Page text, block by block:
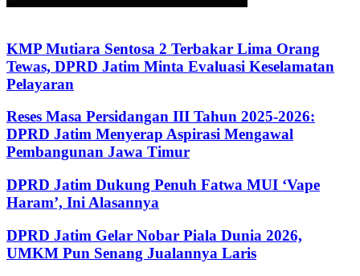
KMP Mutiara Sentosa 2 Terbakar Lima Orang
Tewas, DPRD Jatim Minta Evaluasi Keselamatan
Pelayaran
Reses Masa Persidangan III Tahun 2025-2026:
DPRD Jatim Menyerap Aspirasi Mengawal
Pembangunan Jawa Timur
DPRD Jatim Dukung Penuh Fatwa MUI ‘Vape
Haram’, Ini Alasannya
DPRD Jatim Gelar Nobar Piala Dunia 2026,
UMKM Pun Senang Jualannya Laris